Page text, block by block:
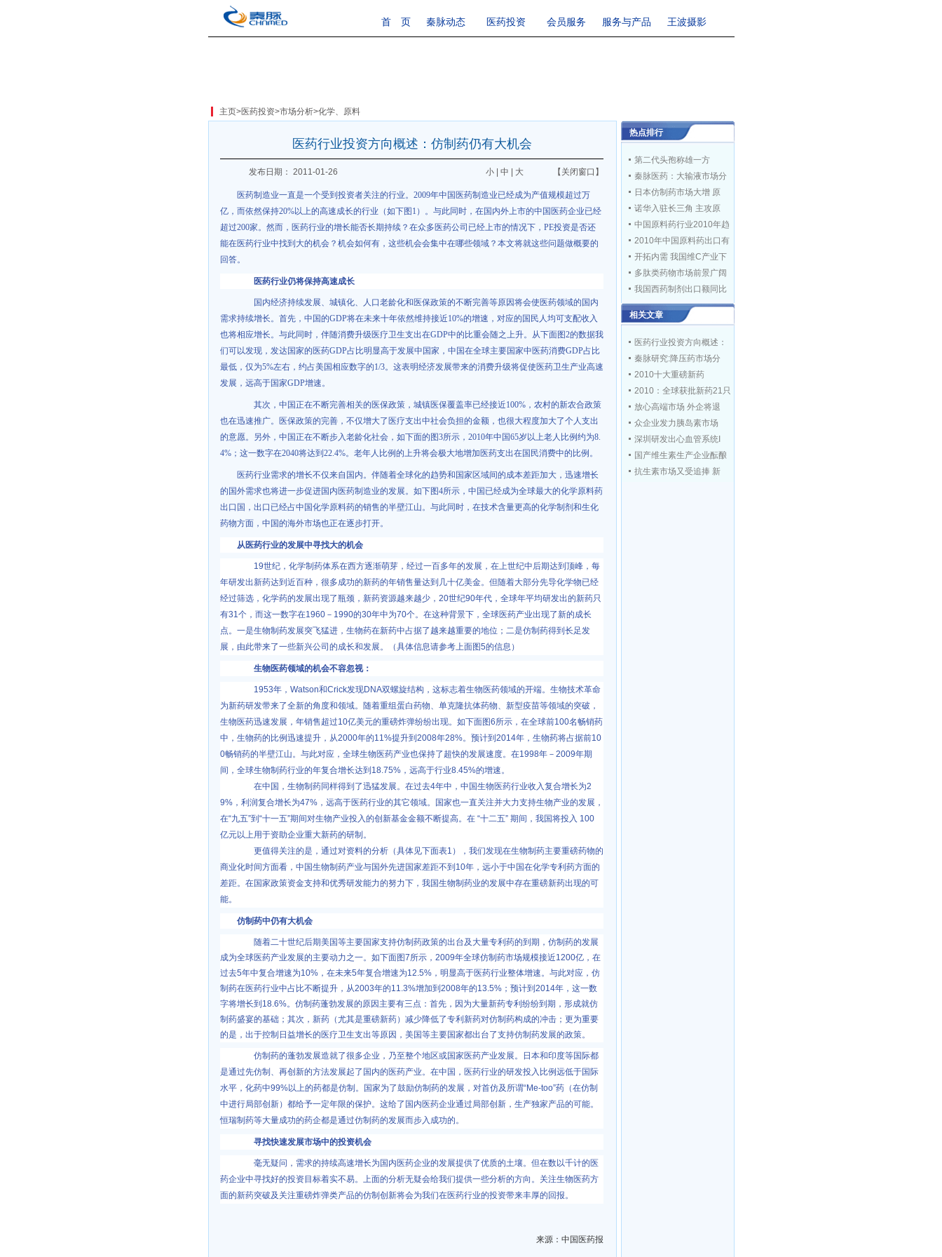
首 页 秦脉动态 医药投资 会员服务 服务与产品 王波摄影
主页>医药投资>市场分析>化学、原料
医药行业投资方向概述：仿制药仍有大机会
发布日期： 2011-01-26 小 中 大 【关闭窗口】
医药制造业一直是一个受到投资者关注的行业。 2009年中国医药制造业已经成为产值规模超过万
亿，而依然保持20%以上的高速成长的行业（如下图 1 ）。与此同时，在国内外上市的中国医药企业已经
超过200家。然而，医药行业的增长能否长期持续？在众多医药公司已经上市的情况下， PE投资是否还
能在医药行业中找到大的机会？机会如何有，这些机会会集中在哪些领域？本文将就这些问题做概要的
回答。
医药行业仍将保持高速成长
国内经济持续发展、城镇化、人口老龄化和医保政策的不断完善等原因将会使医药领域的国内
需求持续增长。首先，中国的GDP将在未来十年依然维持接近10%的增速，对应的国民人均可支配收入
也将相应增长。与此同时，伴随消费升级医疗卫生支出在GDP中的比重会随之上升。从下面图2的数据我
们可以发现，发达国家的医药GDP占比明显高于发展中国家，中国在全球主要国家中医药消费GDP占比
最低，仅为5%左右，约占美国相应数字的1/3。这表明经济发展带来的消费升级将促使医药卫生产业高速
发展，远高于国家GDP增速。
其次，中国正在不断完善相关的医保政策，城镇医保覆盖率已经接近100% ，农村的新农合政策
也在迅速推广。医保政策的完善，不仅增大了医疗支出中社会负担的金额，也很大程度加大了个人支出
的意愿。另外，中国正在不断步入老龄化社会，如下面的图3所示， 2010年中国65岁以上老人比例约为8.
4% ；这一数字在2040将达到 22.4%。老年人比例的上升将会极大地增加医药支出在国民消费中的比例。
医药行业需求的增长不仅来自国内。伴随着全球化的趋势和国家区域间的成本差距加大，迅速增长
的国外需求也将进一步促进国内医药制造业的发展。如下图4所示，中国已经成为全球最大的化学原料药
出口国，出口已经占中国化学原料药的销售的半壁江山。与此同时，在技术含量更高的化学制剂和生化
药物方面，中国的海外市场也正在逐步打开。
从医药行业的发展中寻找大的机会
19世纪，化学制药体系在西方逐渐萌芽，经过一百多年的发展，在上世纪中后期达到顶峰，每
年研发出新药达到近百种，很多成功的新药的年销售量达到几十亿美金。但随着大部分先导化学物已经
经过筛选，化学药的发展出现了瓶颈，新药资源越来越少， 20世纪90年代，全球年平均研发出的新药只
有31个，而这一数字在1960 － 1990的30年中为70个。在这种背景下，全球医药产业出现了新的成长
点。一是生物制药发展突飞猛进，生物药在新药中占据了越来越重要的地位；二是仿制药得到长足发
展，由此带来了一些新兴公司的成长和发展。（具体信息请参考上面图5的信息）
生物医药领域的机会不容忽视：
1953年， Watson和Crick发现DNA双螺旋结构，这标志着生物医药领域的开端。生物技术革命
为新药研发带来了全新的角度和领域。随着重组蛋白药物、单克隆抗体药物、新型疫苗等领域的突破，
生物医药迅速发展，年销售超过10亿美元的重磅炸弹纷纷出现。如下面图6所示，在全球前100名畅销药
中，生物药的比例迅速提升，从2000年的11%提升到 2008年28%。预计到 2014年，生物药将占据前10
0畅销药的半壁江山。与此对应，全球生物医药产业也保持了超快的发展速度。在1998年－ 2009年期
间，全球生物制药行业的年复合增长达到 18.75% ，远高于行业8.45%的增速。
在中国，生物制药同样得到了迅猛发展。在过去4年中，中国生物医药行业收入复合增长为2
9% ，利润复合增长为47% ，远高于医药行业的其它领域。国家也一直关注并大力支持生物产业的发展，
在“九五”到 “十一五”期间对生物产业投入的创新基金金额不断提高。在 “十二五” 期间，我国将投入 100
亿元以上用于资助企业重大新药的研制。
更值得关注的是，通过对资料的分析（具体见下面表1 ），我们发现在生物制药主要重磅药物的
商业化时间方面看，中国生物制药产业与国外先进国家差距不到 10年，远小于中国在化学专利药方面的
差距。在国家政策资金支持和优秀研发能力的努力下，我国生物制药业的发展中存在重磅新药出现的可
能。
仿制药中仍有大机会
随着二十世纪后期美国等主要国家支持仿制药政策的出台及大量专利药的到期，仿制药的发展
成为全球医药产业发展的主要动力之一。如下面图7所示， 2009年全球仿制药市场规模接近1200亿，在
过去5年中复合增速为10% ，在未来5年复合增速为12.5% ，明显高于医药行业整体增速。与此对应，仿
制药在医药行业中占比不断提升，从2003年的11.3%增加到 2008年的13.5% ；预计到 2014年，这一数
字将增长到 18.6%。仿制药蓬勃发展的原因主要有三点：首先，因为大量新药专利纷纷到期，形成就仿
制药盛宴的基础；其次，新药（尤其是重磅新药）减少降低了专利新药对仿制药构成的冲击；更为重要
的是，出于控制日益增长的医疗卫生支出等原因，美国等主要国家都出台了支持仿制药发展的政策。
仿制药的蓬勃发展造就了很多企业，乃至整个地区或国家医药产业发展。日本和印度等国际都
是通过先仿制、再创新的方法发展起了国内的医药产业。在中国，医药行业的研发投入比例远低于国际
水平，化药中99%以上的药都是仿制。国家为了鼓励仿制药的发展，对首仿及所谓“Me-too”药（在仿制
中进行局部创新）都给予一定年限的保护。这给了国内医药企业通过局部创新，生产独家产品的可能。
恒瑞制药等大量成功的药企都是通过仿制药的发展而步入成功的。
寻找快速发展市场中的投资机会
毫无疑问，需求的持续高速增长为国内医药企业的发展提供了优质的土壤。但在数以千计的医
药企业中寻找好的投资目标着实不易。上面的分析无疑会给我们提供一些分析的方向。关注生物医药方
面的新药突破及关注重磅炸弹类产品的仿制创新将会为我们在医药行业的投资带来丰厚的回报。
来源：中国医药报
热点排行
第二代头孢称雄一方
秦脉医药：大输液市场分
日本仿制药市场大增 原
诺华入驻长三角 主攻原
中国原料药行业2010年趋
2010年中国原料药出口有
开拓内需 我国维C产业下
多肽类药物市场前景广阔
我国西药制剂出口额同比
国外贸易保护重重 外贸
相关文章
医药行业投资方向概述：
秦脉研究:降压药市场分
2010十大重磅新药
2010：全球获批新药21只
放心高端市场 外企将退
众企业发力胰岛素市场
深圳研发出心血管系统I
国产维生素生产企业酝酿
抗生素市场又受追捧 新